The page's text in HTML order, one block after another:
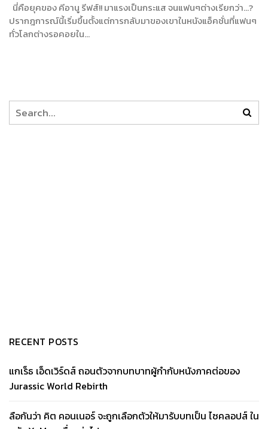
นี่คือยุคของ คีอานู รีฟส์!! มาแรงเป็นกระแส จนแฟนๆต่างเรียกว่า…?
ปรากฎการณ์นี้เริ่มขึ้นตั้งแต่การกลับมาของเขาในหนังแอ็คชั่นที่แฟนๆ
ทั่วโลกต่างรอคอยใน…
RECENT POSTS
แกเร็ธ เอ็ดเวิร์ดส์ ถอนตัวจากบทบาทผู้กำกับหนังภาคต่อของ
Jurassic World Rebirth
ลือกันว่า คิต คอนเนอร์ จะถูกเลือกตัวให้มารับบทเป็น ไซคลอปส์ ใน